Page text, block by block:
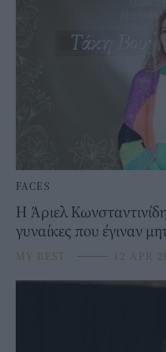
FACES
Η Άριελ
γυναίκες που έγιναν
MY BEST ⸻ 12 APR